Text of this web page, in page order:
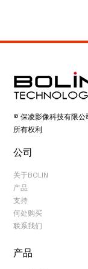
© 保凌影像科技有限公
所有权利
公司
关于BOLIN
产品
支持
何处购买
联系我们
产品